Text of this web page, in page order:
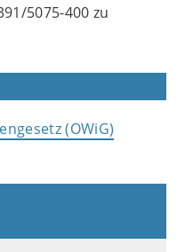
5075-400 zu
(OWiG)